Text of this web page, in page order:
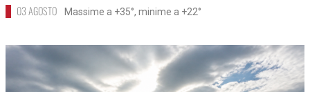
03 AGOSTO Massime a +35°, minime a +22°